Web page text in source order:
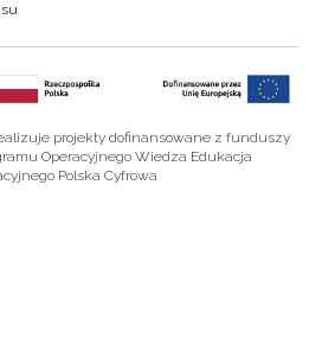
projekty dofinansowane z funduszy
Operacyjnego Wiedza Edukacja
Polska Cyfrowa